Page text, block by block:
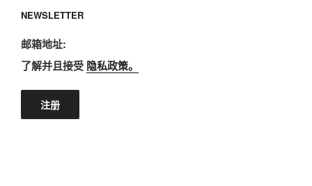
NEWSLETTER
邮箱地址:
了解并且接受 隐私政策。